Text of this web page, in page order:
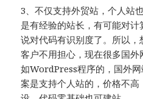
3、不仅支持外贸站，个人站
是有经验的站长，有可能对
说对代码有识别度了。所以
客户不用担心，现在很多国
如WordPress程序的，国外
案是支持个人站的，价格不